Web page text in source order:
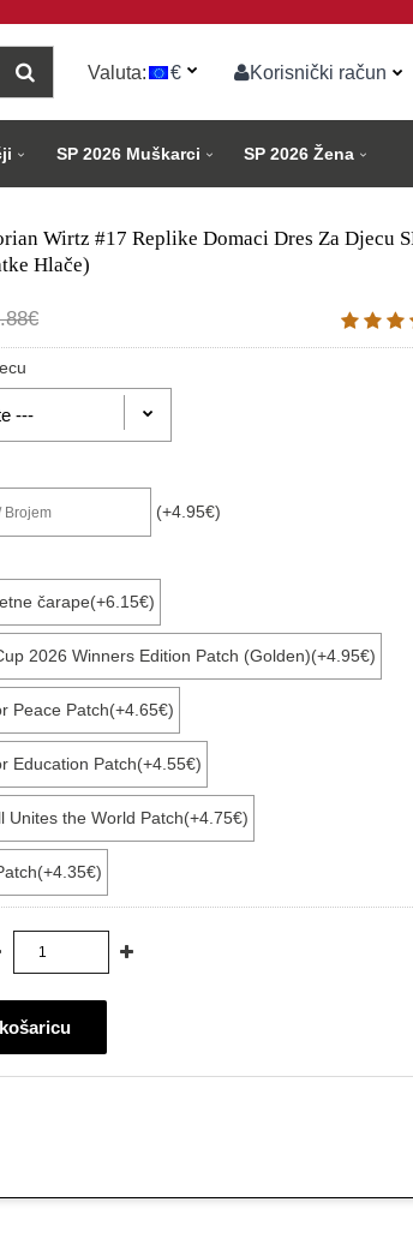
Valuta: € Korisnički račun
SP 2026 Muškarci SP 2026 Žena
Wirtz #17 Replike Domaci Dres Za Djecu
Hlače)
(+4.95€)
čarape(+6.15€)
2026 Winners Edition Patch (Golden)(+4.95€)
Peace Patch(+4.65€)
Education Patch(+4.55€)
Unites the World Patch(+4.75€)